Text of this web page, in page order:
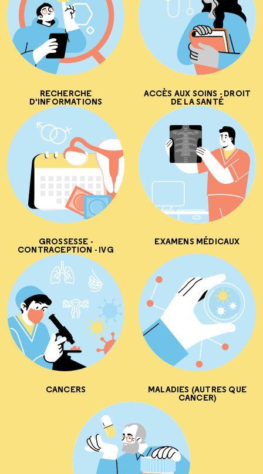
RECHERCHE
D'INFORMATIONS
ACCÈS AUX SOINS - DROIT
DE LA SANTÉ
GROSSESSE -
CONTRACEPTION - IVG
EXAMENS MÉDICAUX
CANCERS MALADIES (AUTRES QUE
CANCER)